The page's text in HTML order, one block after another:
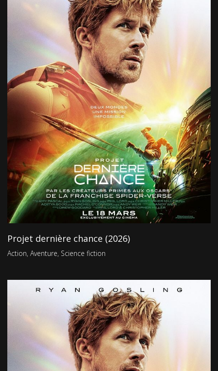
Projet dernière chance (2026)
Action, Aventure, Science fiction